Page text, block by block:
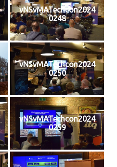
vNSvMATechcon2024
0248
vNSvMATechcon2024
0250
vNSvMATechcon2024
0259